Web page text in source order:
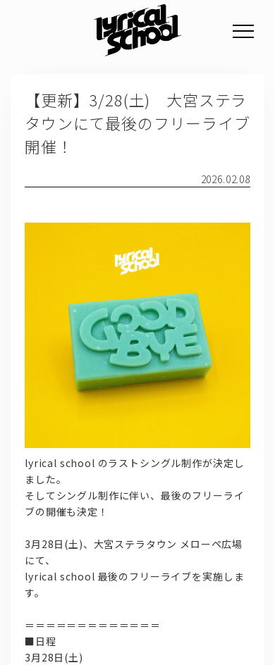
【更新】3/28(土) 大宮ステラ
タウンにて最後のフリーライブ
開催！
2026.02.08
lyrical school のラストシングル制作が決定し
ました。
そしてシングル制作に伴い、最後のフリーライ
ブの開催も決定！
3月28日(土)、大宮ステラタウン メローペ広場
にて、
lyrical school 最後のフリーライブを実施しま
す。
＝＝＝＝＝＝＝＝＝＝＝＝＝
■日程
3月28日(土)
PROFILE
SCHEDULE
GOODS
FAN CLUB
TICKET
lyrical school official web shop